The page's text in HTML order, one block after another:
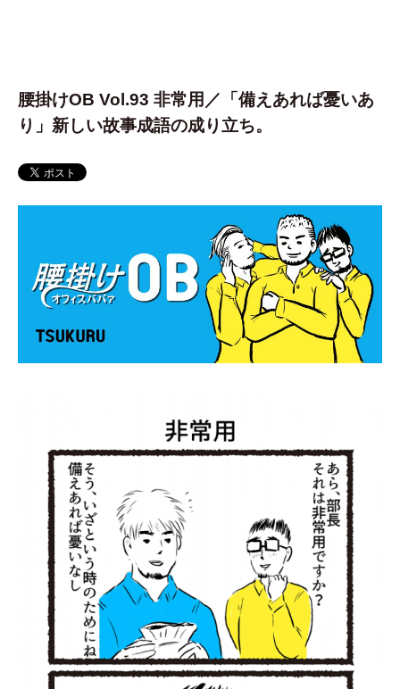
腰掛けOB Vol.93 非常用／「備えあれば憂いあ
り」新しい故事成語の成り立ち。